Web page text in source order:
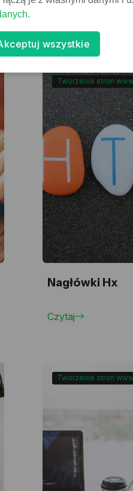
Tworzenie stron
Nagłówki Hx
Czytaj
Tworzenie stron www
.
wszystkie